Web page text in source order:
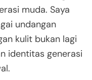
muda. Saya
undangan
kulit bukan lagi
identitas generasi